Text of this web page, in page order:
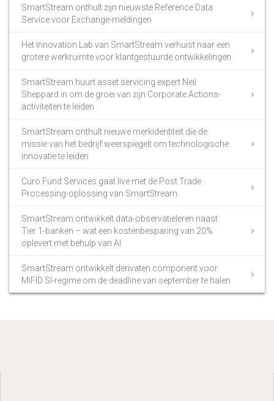
SmartStream onthult zijn nieuwste Reference Data
Service voor Exchange-meldingen
Het Innovation Lab van SmartStream verhuist naar een
grotere werkruimte voor klantgestuurde ontwikkelingen
SmartStream huurt asset servicing expert Neil
Sheppard in om de groei van zijn Corporate Actions-
activiteiten te leiden
SmartStream onthult nieuwe merkidentiteit die de
missie van het bedrijf weerspiegelt om technologische
innovatie te leiden
Curo Fund Services gaat live met de Post Trade
Processing-oplossing van SmartStream
SmartStream ontwikkelt data-observatieleren naast
Tier 1-banken – wat een kostenbesparing van 20%
oplevert met behulp van AI
SmartStream ontwikkelt derivaten component voor
MiFID SI-regime om de deadline van september te halen